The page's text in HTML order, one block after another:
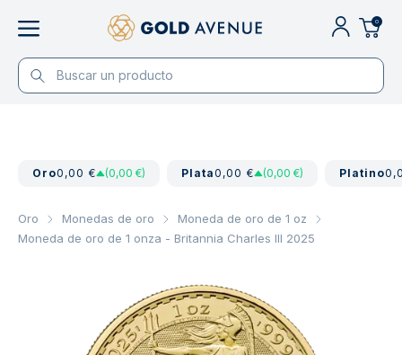
0
Oro0,00 € (0,00 €) Plata0,00 € (0,00 €) Platino
Oro Monedas de oro
Moneda de oro de 1 oz
Moneda de oro de 1 onza - Britannia Charles III 2025